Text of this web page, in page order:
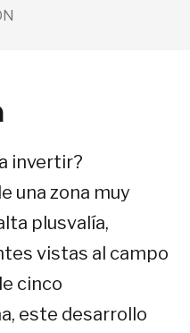
invertir?
una zona muy
plusvalía,
vistas al campo
cinco
este desarrollo